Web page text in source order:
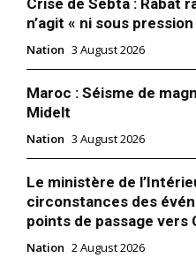
Insight
À propos
Crise de Sebta : Rabat
n’agit « ni sous
Nation 3 August 2026
Maroc : Séisme de
Midelt
Nation 3 August 2026
Le ministère de
circonstances des
points de passage vers
Nation 2 August 2026